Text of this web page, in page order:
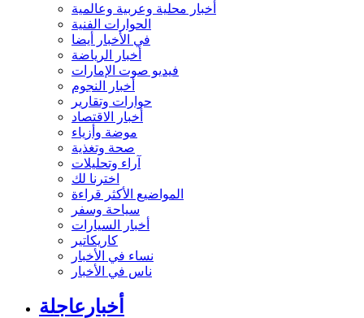
أخبار محلية وعربية وعالمية
الحوارات الفنية
في الأخبار أيضا
أخبار الرياضة
فيديو صوت الإمارات
أخبار النجوم
حوارات وتقارير
أخبار الاقتصاد
موضة وأزياء
صحة وتغذية
آراء وتحليلات
اخترنا لك
المواضيع الأكثر قراءة
سياحة وسفر
أخبار السيارات
كاريكاتير
نساء في الأخبار
ناس في الأخبار
أخبارعاجلة